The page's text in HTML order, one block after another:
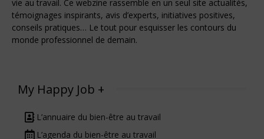
vie au travail. Ce webzine rassemble en un seul site actualités,
témoignages inspirants, avis d’experts, initiatives positives,
conseils pratiques… Le tout pour esquisser les contours du
monde professionnel de demain.
My Happy Job +
L’annuaire du bien-être au travail
L’agenda du bien-être au travail